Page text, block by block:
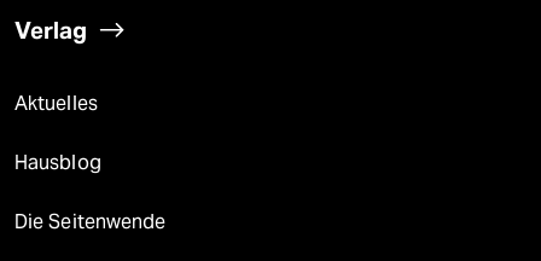
Verlag
Aktuelles
Hausblog
Die Seitenwende